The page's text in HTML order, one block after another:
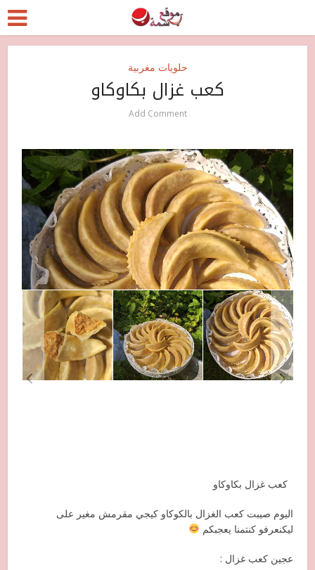
حلويات مغربية
كعب غزال بكاوكاو
Add Comment
كعب غزال بكاوكاو
اليوم صيبت كعب الغزال بالكوكاو كيجي مقرمش مغير على
ليكنعرفو كنتمنا يعجبكم
عجين كعب غزال :